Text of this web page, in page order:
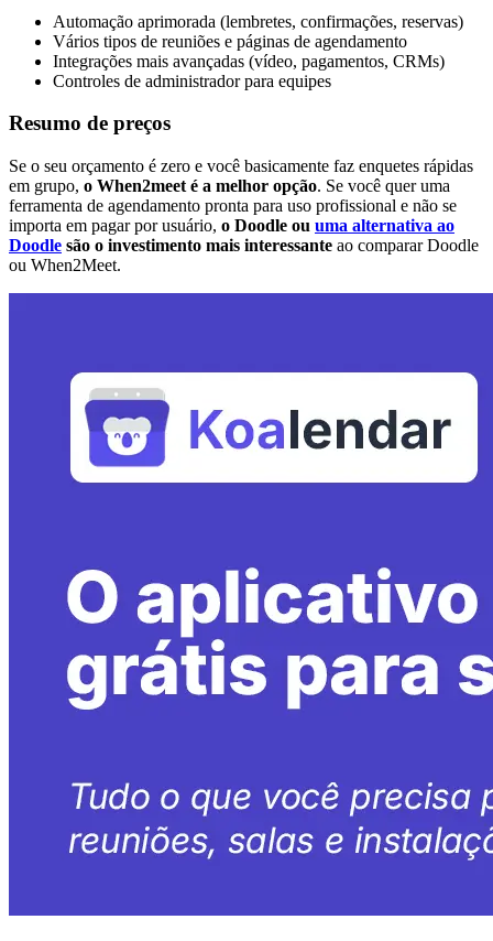
Automação aprimorada (lembretes, confirmações, reservas)
Vários tipos de reuniões e páginas de agendamento
Integrações mais avançadas (vídeo, pagamentos, CRMs)
Controles de administrador para equipes
Resumo de preços
Se o seu orçamento é zero e você basicamente faz enquetes rápidas
em grupo, o When2meet é a melhor opção. Se você quer uma
ferramenta de agendamento pronta para uso profissional e não se
importa em pagar por usuário, o Doodle ou uma alternativa ao
Doodle são o investimento mais interessante ao comparar Doodle
ou When2Meet.